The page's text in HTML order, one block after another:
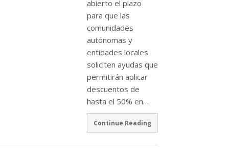
abierto el plazo
para que las
comunidades
autónomas y
entidades locales
soliciten ayudas que
permitirán aplicar
descuentos de
hasta el 50% en…
Continue Reading